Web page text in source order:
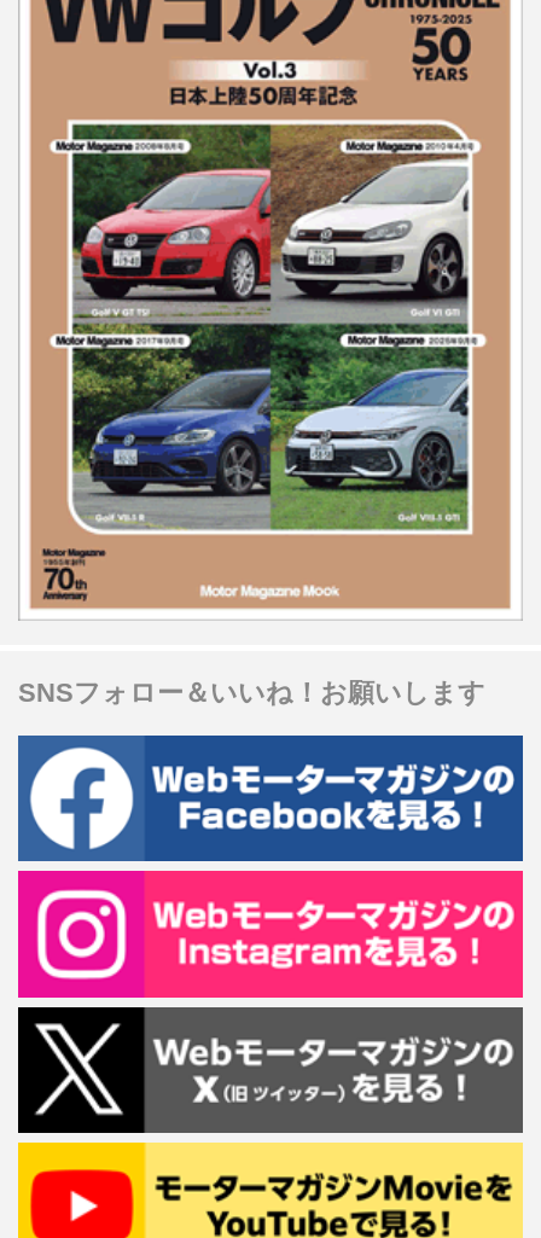
SNSフォロー＆いいね！お願いします